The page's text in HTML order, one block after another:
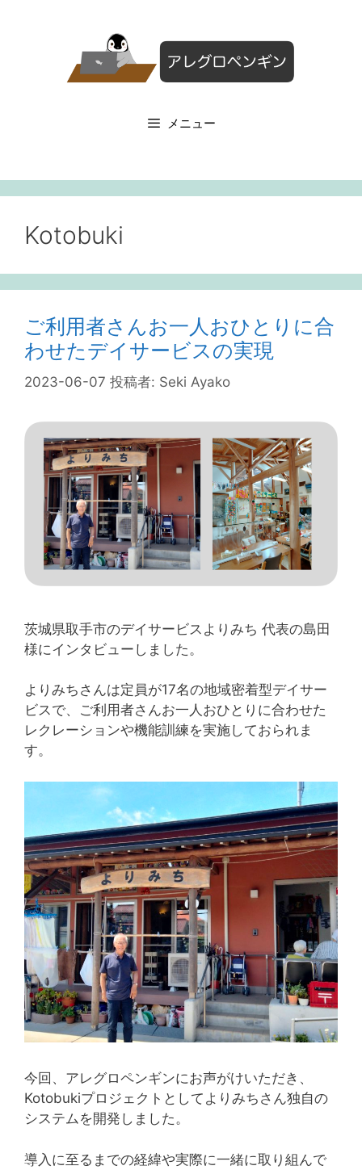
メニュー
Kotobuki
ご利用者さんお一人おひとりに合
わせたデイサービスの実現
2023-06-07 投稿者: Seki Ayako
茨城県取手市のデイサービスよりみち 代表の島田
様にインタビューしました。
よりみちさんは定員が17名の地域密着型デイサー
ビスで、ご利用者さんお一人おひとりに合わせた
レクレーションや機能訓練を実施しておられま
す。
今回、アレグロペンギンにお声がけいただき、
Kotobukiプロジェクトとしてよりみちさん独自の
システムを開発しました。
導入に至るまでの経緯や実際に一緒に取り組んで